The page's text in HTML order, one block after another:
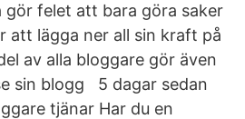
felet att bara göra saker
att lägga ner all sin kraft på
av alla bloggare gör även
sin blogg 5 dagar sedan
tjänar Har du en